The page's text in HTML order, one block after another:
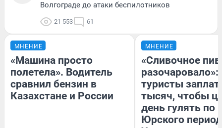
Волгограде до атаки беспилотников
21 553 61
МНЕНИЕ
«Машина просто
полетела». Водитель
сравнил бензин в
Казахстане и России
МНЕНИЕ
«Сливочное
разочаровало»:
туристы
тысяч, чтобы
день гулять по
Юрского